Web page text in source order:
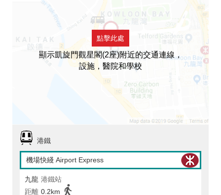
點擊此處
顯示凱旋門觀星閣(2座)附近的交通連線，
設施，醫院和學校
港鐵
機場快綫 Airport Express
九龍 港鐵站
距離 0.2km